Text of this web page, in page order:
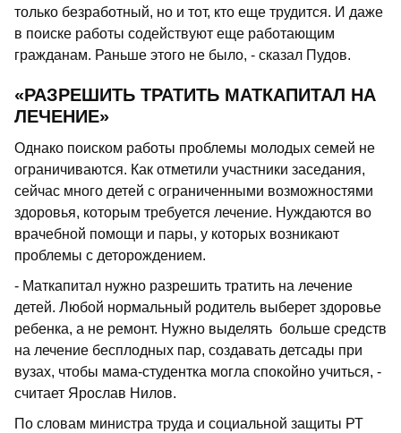
только безработный, но и тот, кто еще трудится. И даже
в поиске работы содействуют еще работающим
гражданам. Раньше этого не было, - сказал Пудов.
«РАЗРЕШИТЬ ТРАТИТЬ МАТКАПИТАЛ НА
ЛЕЧЕНИЕ»
Однако поиском работы проблемы молодых семей не
ограничиваются. Как отметили участники заседания,
сейчас много детей с ограниченными возможностями
здоровья, которым требуется лечение. Нуждаются во
врачебной помощи и пары, у которых возникают
проблемы с деторождением.
- Маткапитал нужно разрешить тратить на лечение
детей. Любой нормальный родитель выберет здоровье
ребенка, а не ремонт. Нужно выделять больше средств
на лечение бесплодных пар, создавать детсады при
вузах, чтобы мама-студентка могла спокойно учиться, -
считает Ярослав Нилов.
По словам министра труда и социальной защиты РТ